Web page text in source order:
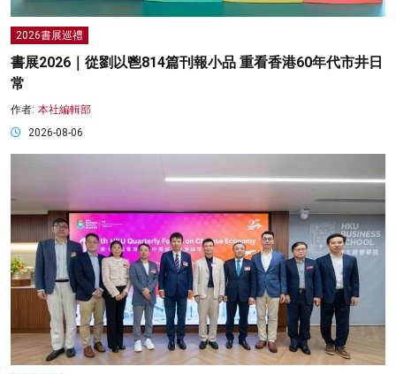
2026書展巡禮
書展2026｜從劉以鬯814篇刊報小品 重看香港60年代市井日
常
作者: 本社編輯部
2026-08-06